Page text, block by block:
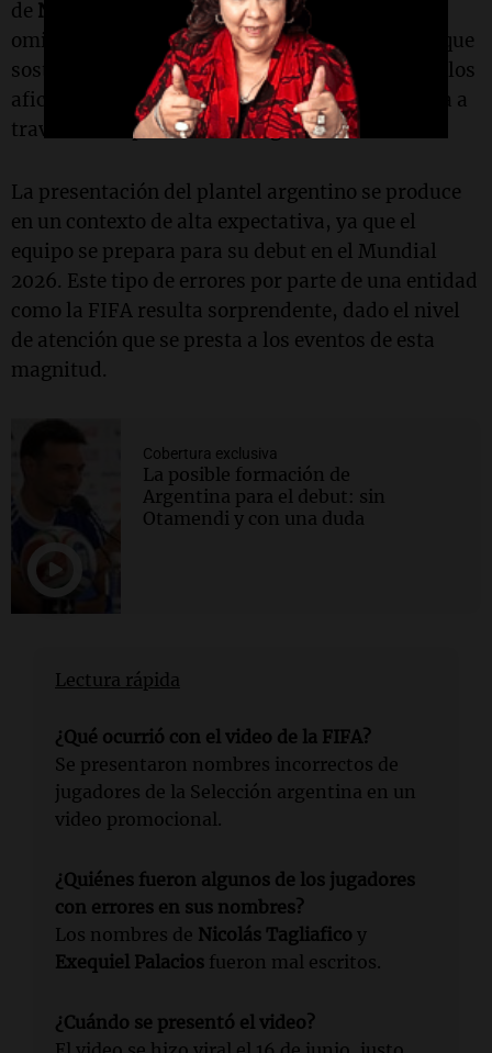
de Nahuel Molina
, su segundo apellido fue
omitido, aunque se puede observar en el papel que
sostiene. Estas inexactitudes han llevado a que los
aficionados expresen su descontento y sorpresa a
través de las plataformas digitales.
La presentación del plantel argentino se produce
en un contexto de alta expectativa, ya que el
equipo se prepara para su debut en el Mundial
2026. Este tipo de errores por parte de una entidad
como la FIFA resulta sorprendente, dado el nivel
de atención que se presta a los eventos de esta
magnitud.
Cobertura exclusiva
La posible formación de
Argentina para el debut: sin
Otamendi y con una duda
Lectura rápida
¿Qué ocurrió con el video de la FIFA?
Se presentaron nombres incorrectos de
jugadores de la Selección argentina en un
video promocional.
¿Quiénes fueron algunos de los jugadores
con errores en sus nombres?
Los nombres de Nicolás Tagliafico y
Exequiel Palacios fueron mal escritos.
¿Cuándo se presentó el video?